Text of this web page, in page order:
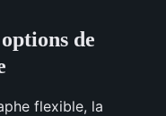
de
flexible, la